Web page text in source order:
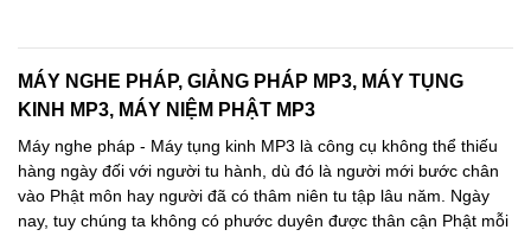
650,000 ₫
MÁY NGHE PHÁP, GIẢNG PHÁP MP3, MÁY TỤNG
KINH MP3, MÁY NIỆM PHẬT MP3
Máy nghe pháp - Máy tụng kinh MP3 là công cụ không thể thiếu
hàng ngày đối với người tu hành, dù đó là người mới bước chân
vào Phật môn hay người đã có thâm niên tu tập lâu năm. Ngày
nay, tuy chúng ta không có phước duyên được thân cận Phật mỗi